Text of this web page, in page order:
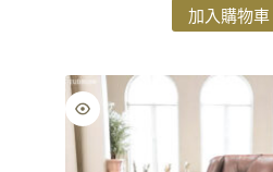
加入購物車